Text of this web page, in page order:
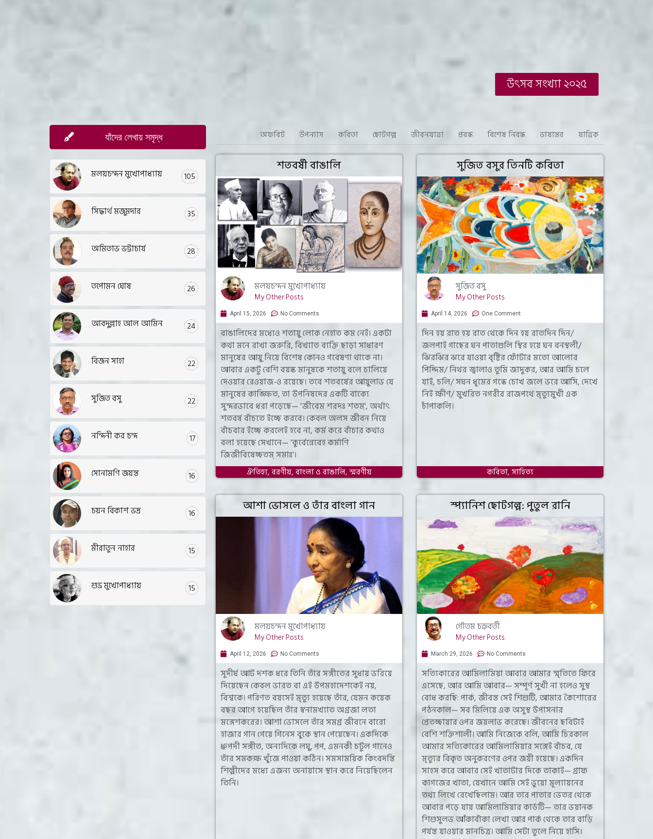
উৎসব সংখ্যা ২০২৫
যাঁদের লেখায় সমৃদ্ধ
মলয়চন্দন মুখোপাধ্যায় 105
সিদ্ধার্থ মজুমদার 35
অমিতাভ ভট্টাচার্য 28
তপোমন ঘোষ 26
আবদুল্লাহ আল আমিন 24
বিজন সাহা 22
সুজিত বসু 22
নন্দিনী কর চন্দ 17
সোনামণি জয়ন্ত 16
চয়ন বিকাশ ভদ্র 16
মীরাতুন নাহার 15
শুভ্র মুখোপাধ্যায় 15
অফবিট উপন্যাস কবিতা ছোটগল্প জীবনযাত্রা প্রবন্ধ বিশেষ নিবন্ধ ভাষান্তর যাত্রিক
শতবর্ষী বাঙালি
মলয়চন্দন মুখোপাধ্যায়
My Other Posts
April 15, 2026 No Comments
বাঙালিদের মধ্যেও শতায়ু লোক নেহাত কম নেই। একটা
কথা মনে রাখা জরুরি, বিখ্যাত ব্যক্তি ছাড়া সাধারণ
মানুষের আয়ু নিয়ে বিশেষ কোনও গবেষণা থাকে না।
আবার একটু বেশি বয়স্ক মানুষকে শতায়ু বলে চালিয়ে
দেওয়ার রেওয়াজ-ও রয়েছে। তবে শতবর্ষের আয়ুলাভ যে
মানুষের কাঙ্ক্ষিত, তা উপনিষদের‌ একটি বাক্যে
সুন্দরভাবে ধরা পড়েছে— 'জীবেম শরদঃ শতম্', অর্থাৎ
শতবর্ষ বাঁচতে ইচ্ছে করবে। কেবল অলস জীবন নিয়ে
বাঁচবার ইচ্ছে করলেই হবে না, কর্ম করে বাঁচার কথাও
বলা হয়েছে সেখানে— 'কুর্বেন্নেবেহ কর্মাণি
জিজীবিষেচ্ছতম্ সমাঃ'।
ঐতিহ্য,বরণীয়,বাংলা ও বাঙালি,স্মরণীয়
সুজিত বসুর তিনটি কবিতা
সুজিত বসু
My Other Posts
April 14, 2026 One Comment
দিন হয় রাত হয় রাত থেকে দিন হয় রাতদিন দিন/
জলপাই গাছের ঘন পাতাগুলি স্থির হয়ে ঘন বনস্থলী/
ঝিরঝির ঝরে যাওয়া বৃষ্টির ফোঁটার মতো আলোর
পিদ্দিম/ নিথর জ্বালাও তুমি জাদুকর, আর আমি চলে
যাই, চলি/ সঘন ধূমের গন্ধে চোখ জলে ভরে আসি, দেখে
নিই ক্ষীণ/ মুখরিত নগরীর রাজপথে মৃত্যুমুখী এক
চাঁপাকলি।
কবিতা,সাহিত্য
আশা ভোসলে ও তাঁর বাংলা গান
মলয়চন্দন মুখোপাধ্যায়
My Other Posts
April 12, 2026 No Comments
সুদীর্ঘ আট দশক ধরে তিনি তাঁর সঙ্গীতের সুধায় ভরিয়ে
দিয়েছেন কেবল ভারত বা এই উপমহাদেশকেই নয়,
বিশ্বকে। পরিণত বয়সেই মৃত্যু হয়েছে তাঁর, যেমন কয়েক
বছর আগে হয়েছিল তাঁর স্বনামখ্যাত অগ্রজা লতা
মঙ্গেশকরের। আশা ভোসলে তাঁর সমগ্র জীবনে বারো
হাজার গান গেয়ে গিনেস বুকে স্থান পেয়েছেন। একদিকে
ধ্রুপদী সঙ্গীত, অন্যদিকে লঘু, পপ, এমনকী চটুল গানেও
তাঁর সমকক্ষ খুঁজে পাওয়া কঠিন। সমসাময়িক কিংবদন্তি
শিল্পীদের মধ্যে এজন্য অনায়াসে স্থান করে নিয়েছিলেন
তিনি।
স্প্যানিশ ছোটগল্প: পুতুল রানি
গৌতম চক্রবর্তী
My Other Posts
March 29, 2026 No Comments
সত্যিকারের আমিলামিয়া আবার আমার স্মৃতিতে ফিরে
এসেছে, আর আমি আবার— সম্পূর্ণ সুখী না হলেও সুস্থ
বোধ করছি: পার্ক, জীবন্ত সেই শিশুটি, আমার কৈশোরের
পঠনকাল— সব মিলিয়ে এক অসুস্থ উপাসনার
প্রেতচ্ছায়ার ওপর জয়লাভ করেছে। জীবনের ছবিটাই
বেশি শক্তিশালী। আমি নিজেকে বলি, আমি চিরকাল
আমার সত্যিকারের আমিলামিয়ার সঙ্গেই বাঁচব, যে
মৃত্যুর বিকৃত অনুকরণের ওপর জয়ী হয়েছে। একদিন
সাহস করে আবার সেই খাতাটার দিকে তাকাই— গ্রাফ
কাগজের খাতা, যেখানে আমি সেই ভুয়ো মূল্যায়নের
তথ্য লিখে রেখেছিলাম। আর তার পাতার ভেতর থেকে
আবার পড়ে যায় আমিলামিয়ার কার্ডটি— তার ভয়ানক
শিশুসুলভ আঁকাবাঁকা লেখা আর পার্ক থেকে তার বাড়ি
পর্যন্ত যাওয়ার মানচিত্র। আমি সেটা তুলে নিয়ে হাসি।